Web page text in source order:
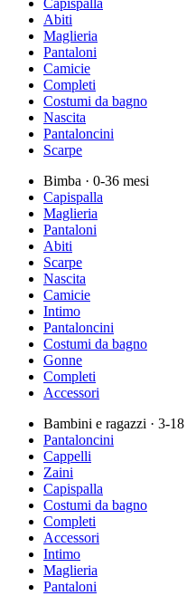
Capispalla
Abiti
Maglieria
Pantaloni
Camicie
Completi
Costumi da bagno
Nascita
Pantaloncini
Scarpe
Bimba · 0-36 mesi
Capispalla
Maglieria
Pantaloni
Abiti
Scarpe
Nascita
Camicie
Intimo
Pantaloncini
Costumi da bagno
Gonne
Completi
Accessori
Bambini e ragazzi · 3-18
Pantaloncini
Cappelli
Zaini
Capispalla
Costumi da bagno
Completi
Accessori
Intimo
Maglieria
Pantaloni